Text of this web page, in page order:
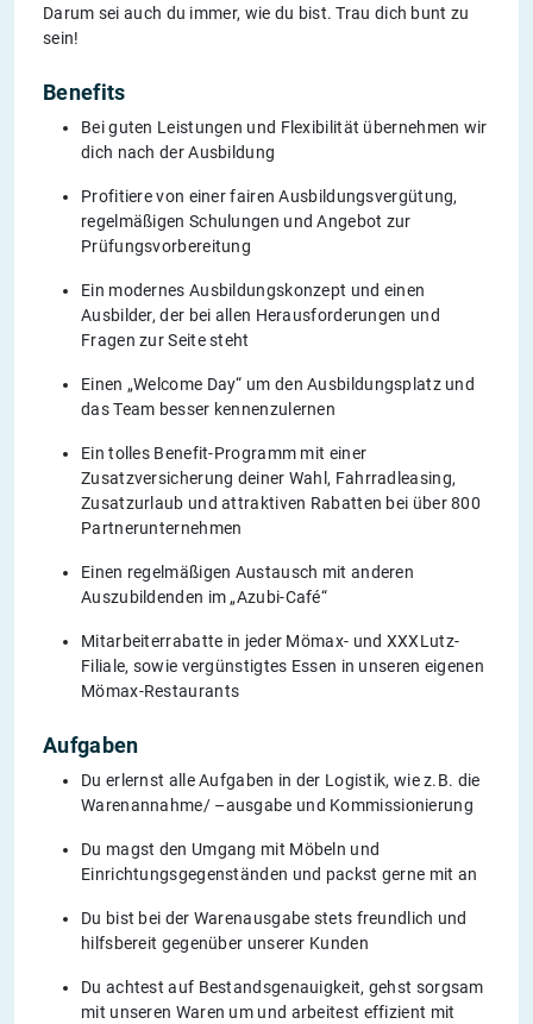
Darum sei auch du immer, wie du bist. Trau dich bunt zu
sein!
Benefits
Bei guten Leistungen und Flexibilität übernehmen wir
dich nach der Ausbildung
Profitiere von einer fairen Ausbildungsvergütung,
regelmäßigen Schulungen und Angebot zur
Prüfungsvorbereitung
Ein modernes Ausbildungskonzept und einen
Ausbilder, der bei allen Herausforderungen und
Fragen zur Seite steht
Einen „Welcome Day“ um den Ausbildungsplatz und
das Team besser kennenzulernen
Ein tolles Benefit-Programm mit einer
Zusatzversicherung deiner Wahl, Fahrradleasing,
Zusatzurlaub und attraktiven Rabatten bei über 800
Partnerunternehmen
Einen regelmäßigen Austausch mit anderen
Auszubildenden im „Azubi-Café“
Mitarbeiterrabatte in jeder Mömax- und XXXLutz-
Filiale, sowie vergünstigtes Essen in unseren eigenen
Mömax-Restaurants
Aufgaben
Du erlernst alle Aufgaben in der Logistik, wie z.B. die
Warenannahme/ –ausgabe und Kommissionierung
Du magst den Umgang mit Möbeln und
Einrichtungsgegenständen und packst gerne mit an
Du bist bei der Warenausgabe stets freundlich und
hilfsbereit gegenüber unserer Kunden
Du achtest auf Bestandsgenauigkeit, gehst sorgsam
mit unseren Waren um und arbeitest effizient mit